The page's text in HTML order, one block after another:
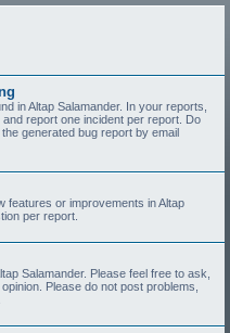
r
in Altap Salamander. In your reports,
report one incident per report. Do
generated bug report by email
features or improvements in Altap
per report.
Salamander. Please feel free to ask,
Please do not post problems,